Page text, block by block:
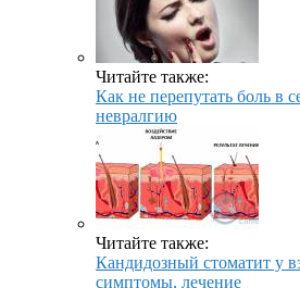
Читайте также:
Как не перепутать боль в
невралгию
Читайте также:
Кандидозный стоматит у
симптомы, лечение